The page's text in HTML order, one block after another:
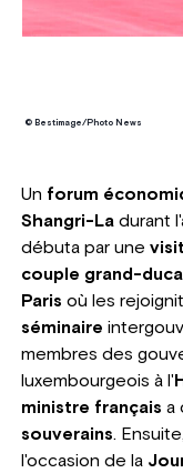
© Bestimage/Photo News
Un forum
Shangri-Ladurant
débuta par une
couple grand-ducal
Paris où les
séminaire
membres des
luxembourgeois à l'
ministre français a
souverains.
l'occasion de la